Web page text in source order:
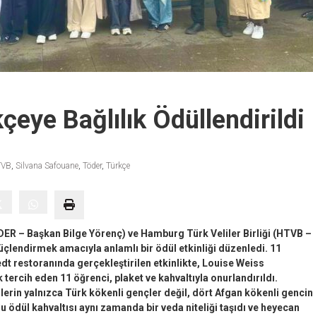
Bağlılık Ödüllendirildi
, Silvana Safouane, Töder, Türkçe
– Başkan Bilge Yörenç) ve Hamburg Türk Veliler Birliği (HTVB –
amacıyla anlamlı bir ödül etkinliği düzenledi. 11
restoranında gerçekleştirilen etkinlikte, Louise Weiss
eden 11 öğrenci, plaket ve kahvaltıyla onurlandırıldı.
yalnızca Türk kökenli gençler değil, dört Afgan kökenli gencin
kahvaltısı aynı zamanda bir veda niteliği taşıdı ve heyecan